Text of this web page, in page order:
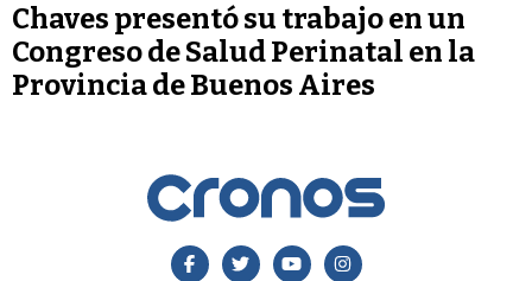
Chaves presentó su trabajo en un
Congreso de Salud Perinatal en la
Provincia de Buenos Aires